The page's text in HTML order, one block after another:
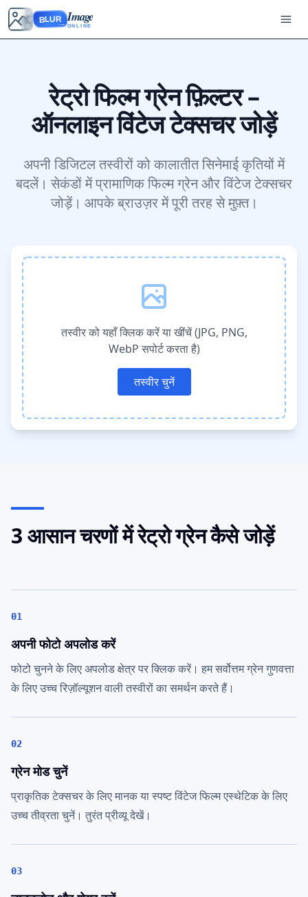
BLUR Image
ONLINE
रेट्रो फिल्म ग्रेन फ़िल्टर –
ऑनलाइन विंटेज टेक्सचर जोड़ें
अपनी डिजिटल तस्वीरों को कालातीत सिनेमाई कृतियों में
बदलें। सेकंडों में प्रामाणिक फिल्म ग्रेन और विंटेज टेक्सचर
जोड़ें। आपके ब्राउज़र में पूरी तरह से मुफ़्त।
तस्वीर को यहाँ क्लिक करें या खींचें (JPG, PNG,
WebP सपोर्ट करता है)
तस्वीर चुनें
3 आसान चरणों में रेट्रो ग्रेन कैसे जोड़ें
01
अपनी फोटो अपलोड करें
फोटो चुनने के लिए अपलोड क्षेत्र पर क्लिक करें। हम सर्वोत्तम ग्रेन गुणवत्ता
के लिए उच्च रिज़ॉल्यूशन वाली तस्वीरों का समर्थन करते हैं।
02
ग्रेन मोड चुनें
प्राकृतिक टेक्सचर के लिए मानक या स्पष्ट विंटेज फिल्म एस्थेटिक के लिए
उच्च तीव्रता चुनें। तुरंत प्रीव्यू देखें।
03